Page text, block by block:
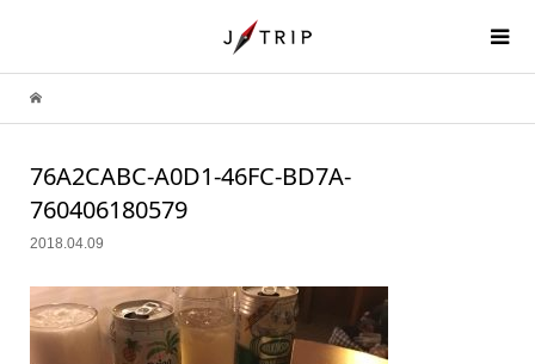
76A2CABC-A0D1-46FC-BD7A-
760406180579
2018.04.09